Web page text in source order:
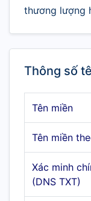
thương lượng
Thông số
Tên miền
Tên miền
Xác minh
(DNS TXT)